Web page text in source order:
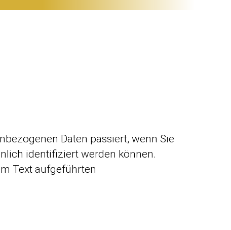
Daten passiert, wenn Sie
identifiziert werden können.
Text aufgeführten